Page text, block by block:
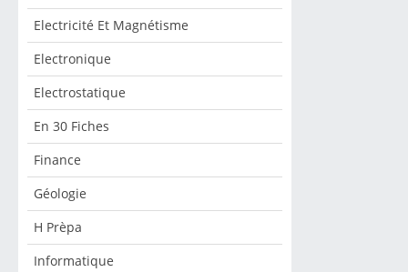
Electricité Et Magnétisme
Electronique
Electrostatique
En 30 Fiches
Finance
Géologie
H Prèpa
Informatique